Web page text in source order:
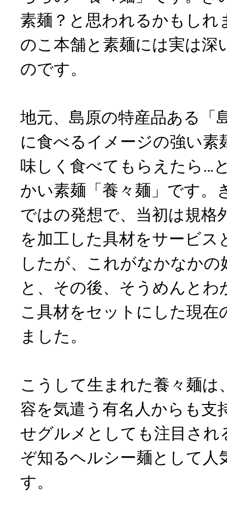
素麺？と思われるかもしれ
のこ本舗と素麺には実は深
のです。
地元、島原の特産品ある「
に食べるイメージの強い素
味しく食べてもらえたら…
かい素麺「養々麺」です。
ではの発想で、当初は規格
を加工した具材をサービス
したが、これがなかなか
と、その後、そうめんと
こ具材をセットにした現在
ました。
こうして生まれた養々麺は
容を気遣う有名人からも支
せグルメとしても注目され
ぞ知るヘルシー麺として人
す。